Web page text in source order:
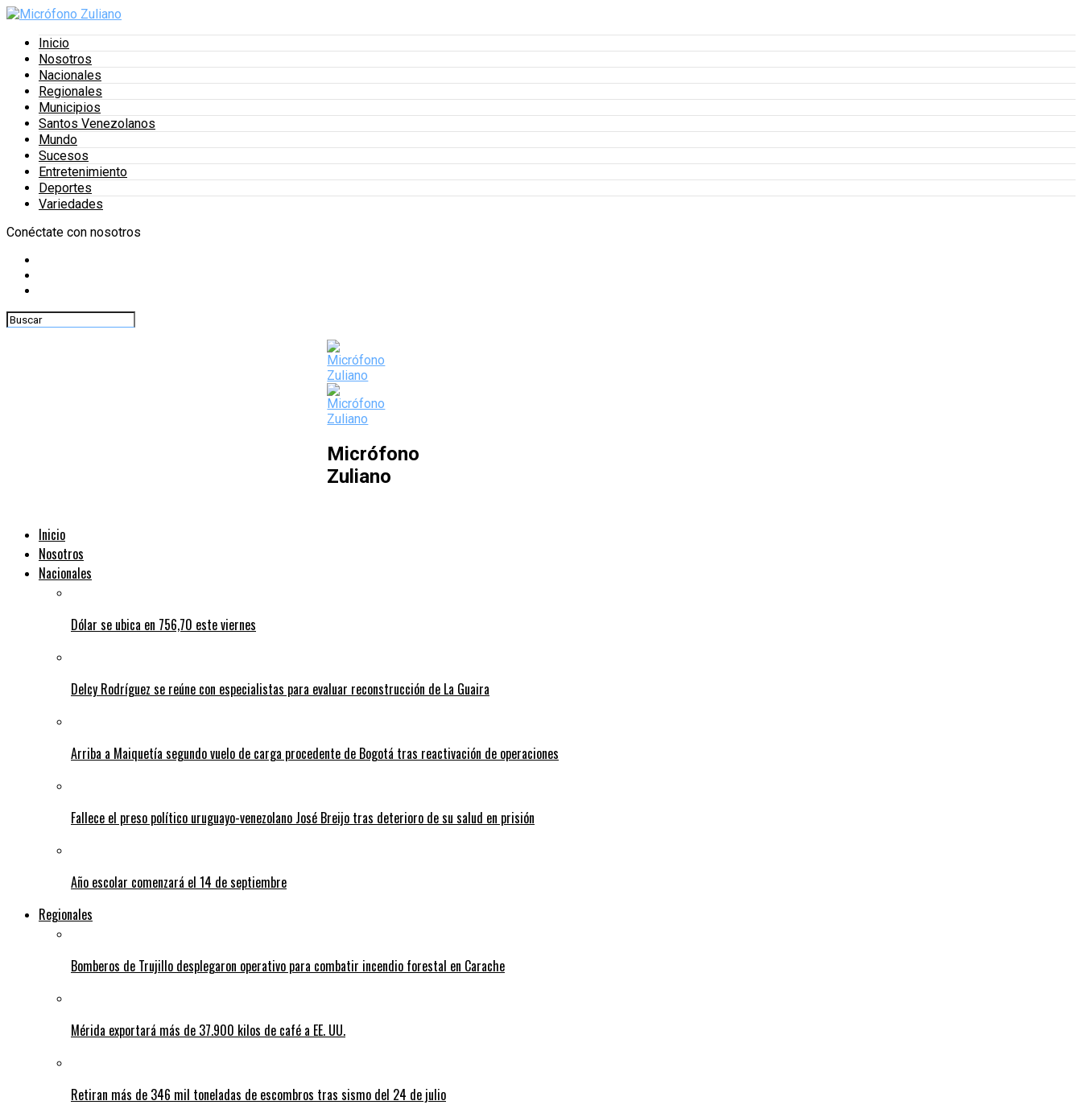
Inicio
Nosotros
Nacionales
Regionales
Municipios
Santos Venezolanos
Mundo
Sucesos
Entretenimiento
Deportes
Variedades
Conéctate con nosotros
Micrófono
Zuliano
Inicio
Nosotros
Nacionales
Dólar se ubica en 756,70 este viernes
Delcy Rodríguez se reúne con especialistas para evaluar reconstrucción de La Guaira
Arriba a Maiquetía segundo vuelo de carga procedente de Bogotá tras reactivación de operaciones
Fallece el preso político uruguayo-venezolano José Breijo tras deterioro de su salud en prisión
Año escolar comenzará el 14 de septiembre
Regionales
Bomberos de Trujillo desplegaron operativo para combatir incendio forestal en Carache
Mérida exportará más de 37.900 kilos de café a EE. UU.
Retiran más de 346 mil toneladas de escombros tras sismo del 24 de julio